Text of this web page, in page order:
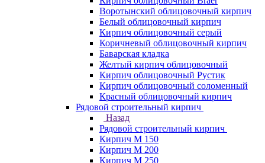
Воротынский облицовочный кирпич
Белый облицовочный кирпич
Кирпич облицовочный серый
Коричневый облицовочный кирпич
Баварская кладка
Желтый кирпич облицовочный
Кирпич облицовочный Рустик
Кирпич облицовочный соломенный
Красный облицовочный кирпич
Рядовой строительный кирпич
Назад
Рядовой строительный кирпич
Кирпич М 150
Кирпич М 200
Кирпич М 250